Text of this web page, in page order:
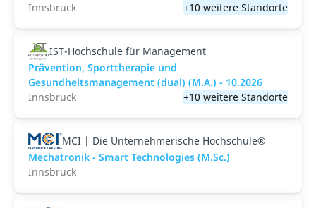
Innsbruck
+10 weitere Standorte
IST-Hochschule für Management
Prävention, Sporttherapie und
Gesundheitsmanagement (dual) (M.A.) - 10.2026
Innsbruck
+10 weitere Standorte
MCI | Die Unternehmerische Hochschule®
Mechatronik - Smart Technologies (M.Sc.)
Innsbruck